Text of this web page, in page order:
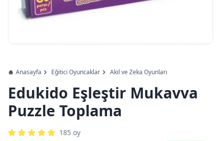
Anasayfa Eğitici Oyuncaklar Akıl ve Zeka Oyunları
Edukido Eşleştir Mukavva
Puzzle Toplama
185 oy